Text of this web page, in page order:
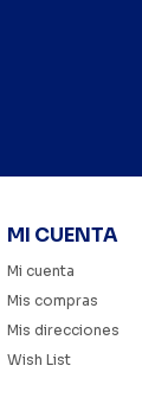
MI CUENTA
Mi cuenta
Mis compras
Mis direcciones
Wish List